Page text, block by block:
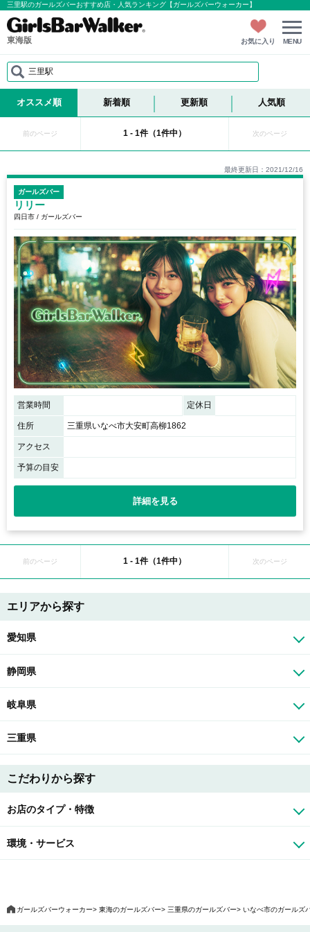
三里駅のガールズバーおすすめ店・人気ランキング【ガールズバーウォーカー】
東海版 お気に入り MENU
三里駅
オススメ順 新着順 更新順 人気順
前のページ 1 - 1件（1件中） 次のページ
最終更新日：2021/12/16
ガールズバー
リリー
四日市 / ガールズバー
営業時間 定休日
住所 三重県いなべ市大安町高柳1862
アクセス
予算の目安
詳細を見る
前のページ 1 - 1件（1件中） 次のページ
エリアから探す
愛知県
静岡県
岐阜県
三重県
こだわりから探す
お店のタイプ・特徴
環境・サービス
ガールズバーウォーカー 東海のガールズバー 三重県のガールズバー いなべ市のガールズ